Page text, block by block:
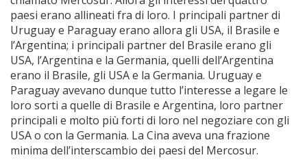
paesi erano allineati fra di loro. I principali partner di
Uruguay e Paraguay erano allora gli USA, il Brasile e
l’Argentina; i principali partner del Brasile erano gli
USA, l’Argentina e la Germania, quelli dell’Argentina
erano il Brasile, gli USA e la Germania. Uruguay e
Paraguay avevano dunque tutto l’interesse a legare le
loro sorti a quelle di Brasile e Argentina, loro partner
principali e molto più forti di loro nel negoziare con gli
USA o con la Germania. La Cina aveva una frazione
minima dell’interscambio dei paesi del Mercosur.